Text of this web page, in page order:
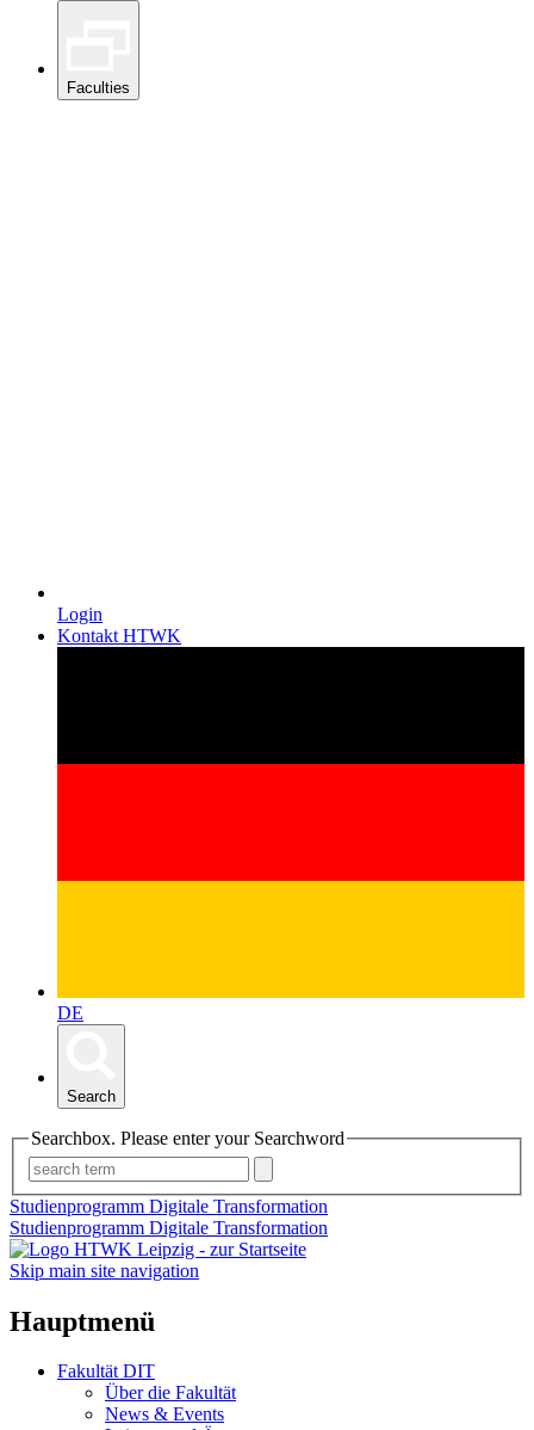
Faculties
Login
Kontakt HTWK
DE
Search
Searchbox. Please enter your Searchword
Studienprogramm Digitale Transformation
Studienprogramm Digitale Transformation
Skip main site navigation
Hauptmenü
Fakultät DIT
Über die Fakultät
News & Events